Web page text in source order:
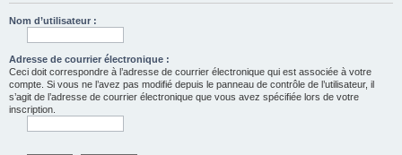
Nom d’utilisateur :
Adresse de courrier électronique :
Ceci doit correspondre à l’adresse de courrier électronique qui est associée à votre
compte. Si vous ne l’avez pas modifié depuis le panneau de contrôle de l’utilisateur, il
s’agit de l’adresse de courrier électronique que vous avez spécifiée lors de votre
inscription.